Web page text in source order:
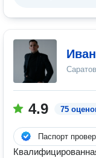
4.9 75
Паспорт